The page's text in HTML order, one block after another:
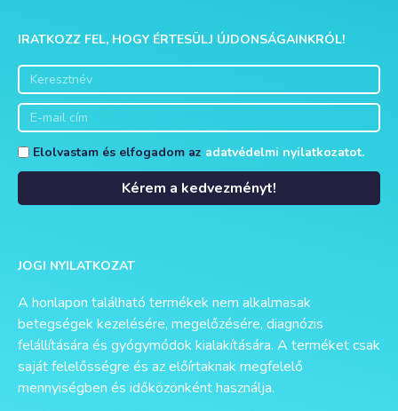
IRATKOZZ FEL, HOGY ÉRTESÜLJ ÚJDONSÁGAINKRÓL!
Elolvastam és elfogadom az adatvédelmi nyilatkozatot.
Kérem a kedvezményt!
JOGI NYILATKOZAT
A honlapon található termékek nem alkalmasak
betegségek kezelésére, megelőzésére, diagnózis
felállítására és gyógymódok kialakítására. A terméket csak
saját felelősségre és az előírtaknak megfelelő
mennyiségben és időközönként használja.